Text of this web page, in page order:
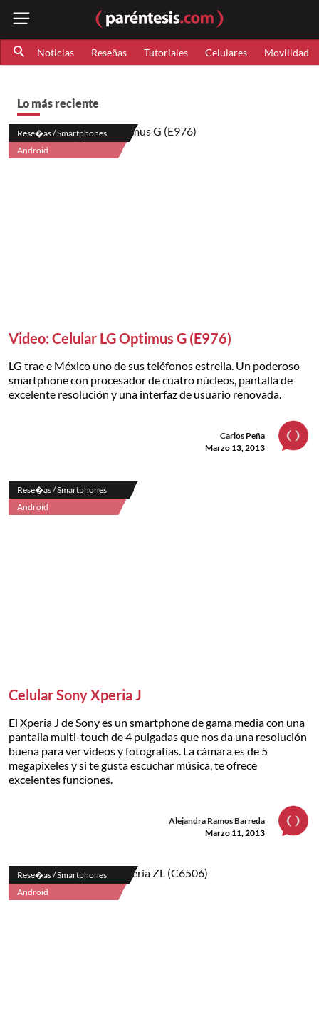
Noticias Reseñas Tutoriales Celulares Movilidad
Lo más reciente
Rese�as / Smartphones
Android
Video: Celular LG Optimus G (E976)
LG trae e México uno de sus teléfonos estrella. Un poderoso
smartphone con procesador de cuatro núcleos, pantalla de
excelente resolución y una interfaz de usuario renovada.
Carlos Peña
Marzo 13, 2013
Rese�as / Smartphones
Android
Celular Sony Xperia J
El Xperia J de Sony es un smartphone de gama media con una
pantalla multi-touch de 4 pulgadas que nos da una resolución
buena para ver videos y fotografías. La cámara es de 5
megapixeles y si te gusta escuchar música, te ofrece
excelentes funciones.
Alejandra Ramos Barreda
Marzo 11, 2013
Rese�as / Smartphones
Android